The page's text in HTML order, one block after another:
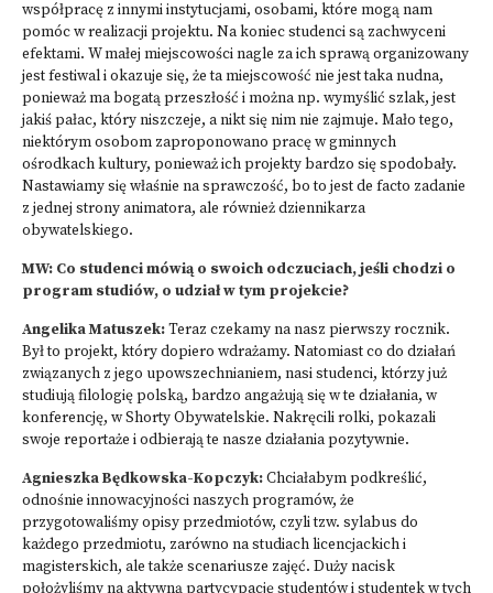
współpracę z innymi instytucjami, osobami, które mogą nam
pomóc w realizacji projektu. Na koniec studenci są zachwyceni
efektami. W małej miejscowości nagle za ich sprawą organizowany
jest festiwal i okazuje się, że ta miejscowość nie jest taka nudna,
ponieważ ma bogatą przeszłość i można np. wymyślić szlak, jest
jakiś pałac, który niszczeje, a nikt się nim nie zajmuje. Mało tego,
niektórym osobom zaproponowano pracę w gminnych
ośrodkach kultury, ponieważ ich projekty bardzo się spodobały.
Nastawiamy się właśnie na sprawczość, bo to jest de facto zadanie
z jednej strony animatora, ale również dziennikarza
obywatelskiego.
MW: Co studenci mówią o swoich odczuciach, jeśli chodzi o
program studiów, o udział w tym projekcie?
Angelika Matuszek:Teraz czekamy na nasz pierwszy rocznik.
Był to projekt, który dopiero wdrażamy. Natomiast co do działań
związanych z jego upowszechnianiem, nasi studenci, którzy już
studiują filologię polską, bardzo angażują się w te działania, w
konferencję, w Shorty Obywatelskie. Nakręcili rolki, pokazali
swoje reportaże i odbierają te nasze działania pozytywnie.
Agnieszka Będkowska-Kopczyk:Chciałabym podkreślić,
odnośnie innowacyjności naszych programów, że
przygotowaliśmy opisy przedmiotów, czyli tzw. sylabus do
każdego przedmiotu, zarówno na studiach licencjackich i
magisterskich, ale także scenariusze zajęć. Duży nacisk
położyliśmy na aktywną partycypację studentów i studentek w tych